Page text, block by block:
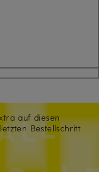
auf diesen
Bestellschritt